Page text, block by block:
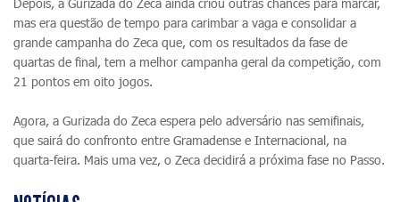
Depois, a Gurizada do Zeca ainda criou outras chances para marcar,
mas era questão de tempo para carimbar a vaga e consolidar a
grande campanha do Zeca que, com os resultados da fase de
quartas de final, tem a melhor campanha geral da competição, com
21 pontos em oito jogos.
Agora, a Gurizada do Zeca espera pelo adversário nas semifinais,
que sairá do confronto entre Gramadense e Internacional, na
quarta-feira. Mais uma vez, o Zeca decidirá a próxima fase no Passo.